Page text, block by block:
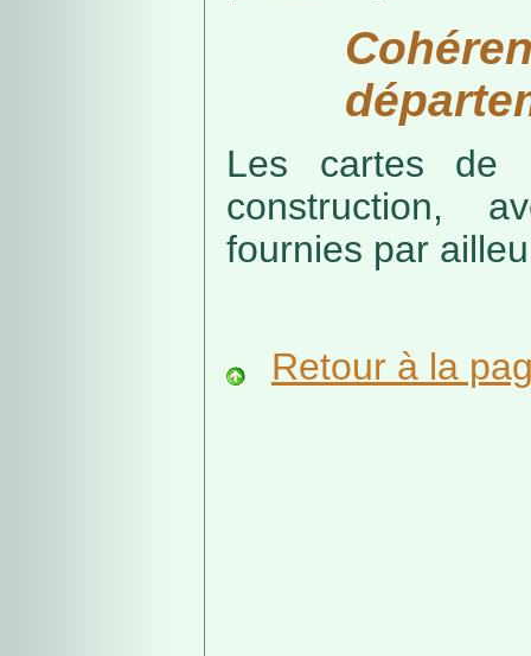
Les cartes de
construction,
fournies par
Retour à la